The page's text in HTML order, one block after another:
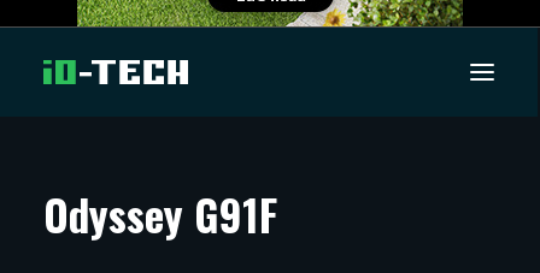
ARTIKKELIT
Odyssey G91F